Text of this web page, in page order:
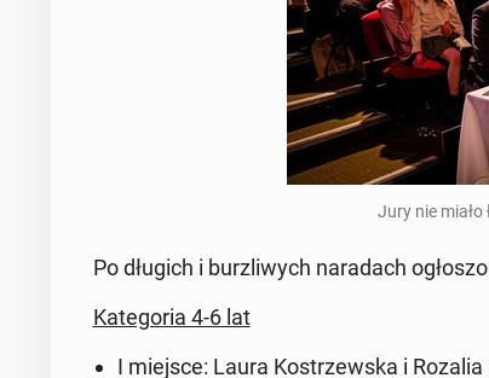
Jury nie
Po długich i burz­li­wych na­ra­dach
Ka­te­go­ria 4-6 lat
I miejsce: Laura Ko­strzew­ska i Rozalia